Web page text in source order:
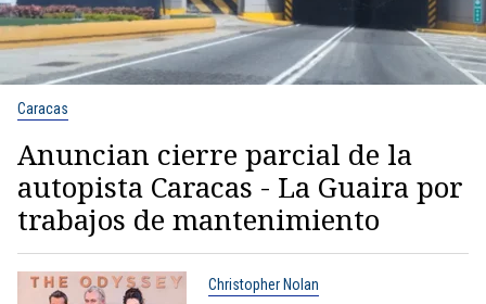
Caracas
Anuncian cierre parcial de la
autopista Caracas - La Guaira por
trabajos de mantenimiento
Christopher Nolan